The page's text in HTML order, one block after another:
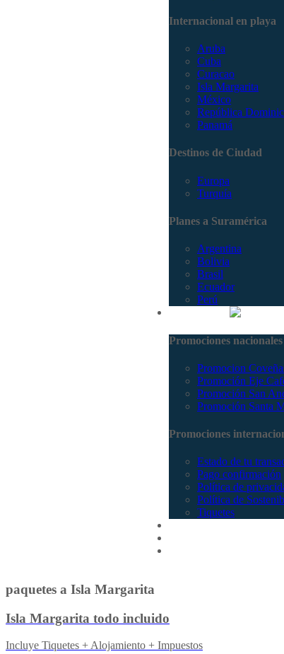
Internacional en playa
Aruba
Cuba
Curacao
Isla Margarita
México
República
Panamá
Destinos de Ciudad
Europa
Turquía
Planes a Suramérica
Argentina
Bolivia
Brasil
Ecuador
Perú
Promociones nacionales
Promocion
Promoción Eje
Promoción San
Promoción Santa
Promociones
Estado de tu
Pago confirmación
Política de
Política de
Tiquetes
paquetes a Isla Margarita
Isla Margarita todo incluido
Incluye Tiquetes + Alojamiento + Impuestos